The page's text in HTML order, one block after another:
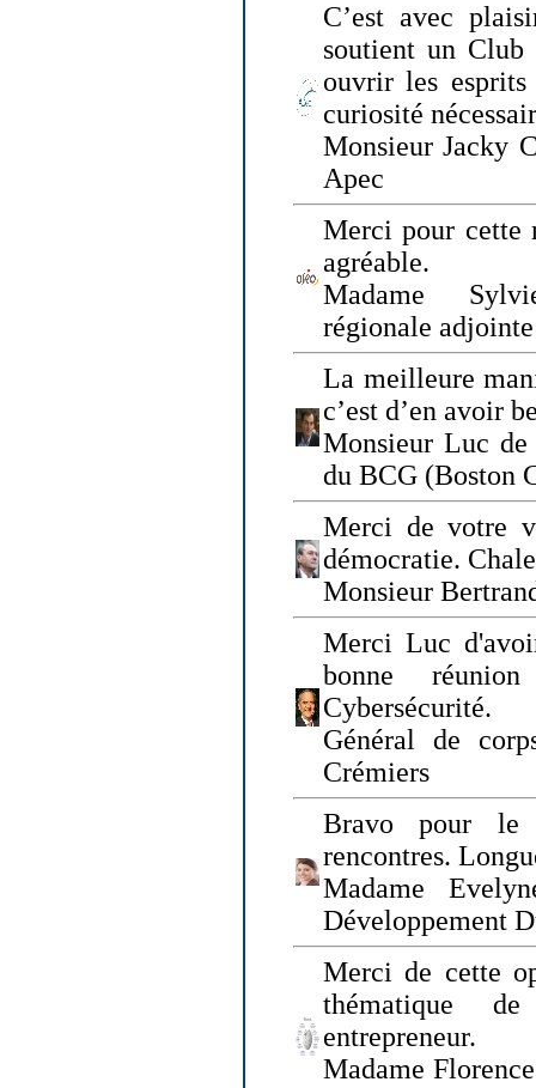
C’est avec
soutient un Club
ouvrir les
curiosité
Monsieur Jacky
Apec
Merci pour cette
agréable.
Madame
régionale
La meilleure
c’est d’en avoir
Monsieur Luc de
du BCG (Boston
Merci de votre
démocratie.
Monsieur
Merci Luc
bonne
Cybersécurité.
Général de
Crémiers
Bravo pour le
rencontres.
Madame
Développement
Merci de cette
thématique
entrepreneur.
Madame